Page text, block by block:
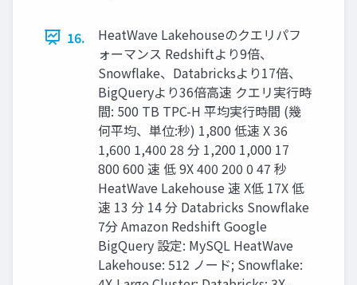
16.
HeatWave Lakehouseのクエリパフ
ォーマンス Redshiftより9倍、
Snowflake、Databricksより17倍、
BigQueryより36倍⾼速 クエリ実⾏時
間: 500 TB TPC-H 平均実⾏時間 (幾
何平均、単位:秒) 1,800 低速 X 36
1,600 1,400 28 分 1,200 1,000 17
800 600 速 低 9X 400 200 0 47 秒
HeatWave Lakehouse 速 X低 17X 低
速 13 分 14 分 Databricks Snowflake
7分 Amazon Redshift Google
BigQuery 設定: MySQL HeatWave
Lakehouse: 512 ノード; Snowflake: